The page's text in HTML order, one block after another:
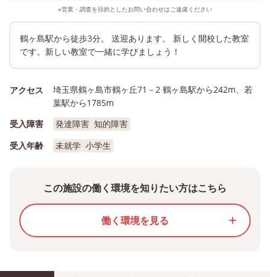
※営業・調査を目的としたお問い合わせはご遠慮ください
鶴ヶ島駅から徒歩3分。 送迎あります。 新しく開校した教室
です。新しい教室で一緒に学びましょう！
アクセス
埼玉県鶴ヶ島市鶴ヶ丘71－2 鶴ヶ島駅から242m、若
葉駅から1785m
受入障害
発達障害 知的障害
受入年齢
未就学 小学生
この施設の働く環境を知りたい方はこちら
働く環境を見る add